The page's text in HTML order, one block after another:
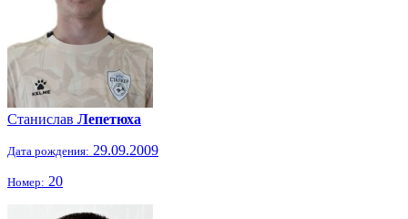
Станислав Лепетюха
Дата рождения: 29.09.2009
Номер: 20